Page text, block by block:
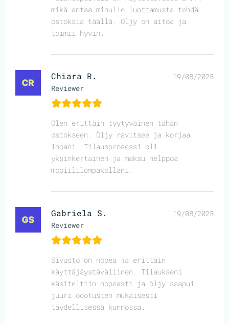
mikä antaa minulle luottamusta tehdä
ostoksia täällä. Öljy on aitoa ja
toimii hyvin.
Chiara R.
Reviewer
19/08/2025
Olen erittäin tyytyväinen tähän
ostokseen. Öljy ravitsee ja korjaa
ihoani. Tilausprosessi oli
yksinkertainen ja maksu helppoa
mobiililompakollani.
Gabriela S.
Reviewer
19/08/2025
Sivusto on nopea ja erittäin
käyttäjäystävällinen. Tilaukseni
käsiteltiin nopeasti ja öljy saapui
juuri odotusten mukaisesti
täydellisessä kunnossa.